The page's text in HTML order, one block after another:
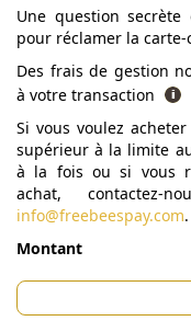
Une question
pour réclamer la
Des frais de gestion
à votre transaction
Si vous voulez
supérieur à la limite
à la fois ou si vous
achat, contactez-
info@freebeespay.com.
Montant